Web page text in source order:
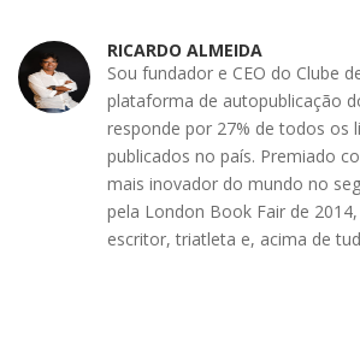
RICARDO ALMEIDA
Sou fundador e CEO do Clube
plataforma de autopublicação
responde por 27% de todos os
publicados no país. Premiado
mais inovador do mundo no
pela London Book Fair de
escritor, triatleta e, acima de